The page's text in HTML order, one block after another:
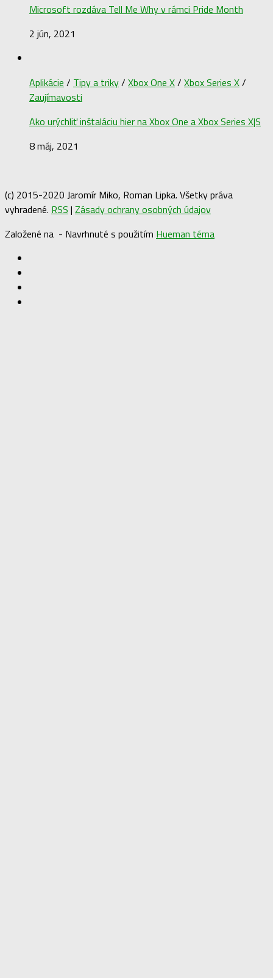
Microsoft rozdáva Tell Me Why v rámci Pride Month
2 jún, 2021
Aplikácie / Tipy a triky/ Xbox One X/ Xbox Series X/
Zaujímavosti
Ako urýchliť inštaláciu hier na Xbox One a Xbox Series X|S
8 máj, 2021
(c) 2015-2020 Jaromír Miko, Roman Lipka. Všetky práva
vyhradené. RSS | Zásady ochrany osobných údajov
Založené na - Navrhnuté s použitím Hueman téma